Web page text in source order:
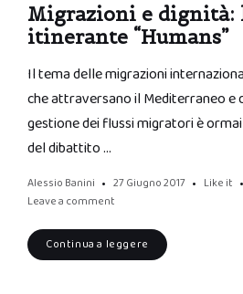
Migrazioni e dignità:
itinerante “Humans”
Il tema delle migrazioni
che attraversano il Mediterraneo e
gestione dei flussi migratori è
del dibattito …
Alessio Banini 27 Giugno 2017 Like it
Leave a comment
Continua a leggere